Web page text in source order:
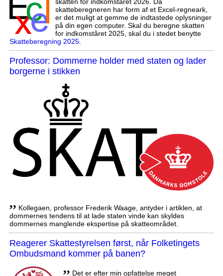
skatteberegneren har form af et Excel-regneark,
er det muligt at gemme de indtastede oplysninger
på din egen computer. Skal du beregne skatten
for indkomståret 2025, skal du i stedet benytte
Skatteberegning 2025.
Professor: Dommerne holder med staten og lader
borgerne i stikken
,, Kollegaen, professor Frederik Waage, antyder i artiklen, at
dommernes tendens til at lade staten vinde kan skyldes
dommernes manglende ekspertise på skatteområdet.
Reagerer Skattestyrelsen først, når Folketingets
Ombudsmand kommer på banen?
,, Det er efter min opfattelse meget